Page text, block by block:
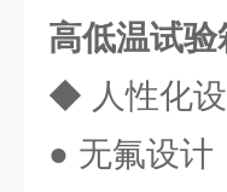
高低温试验
◆ 人性化
● 无氟设计